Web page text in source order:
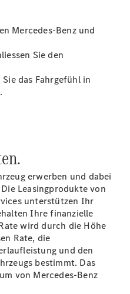
Mercedes-Benz und
Sie den
das Fahrgefühl in
erwerben und dabei
Leasingprodukte von
unterstützen Ihr
Ihre finanzielle
wird durch die Höhe
Rate, die
und den
bestimmt. Das
von Mercedes-Benz